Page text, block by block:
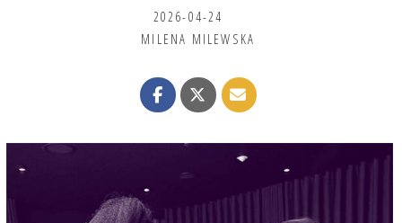
2026-04-24
MILENA MILEWSKA